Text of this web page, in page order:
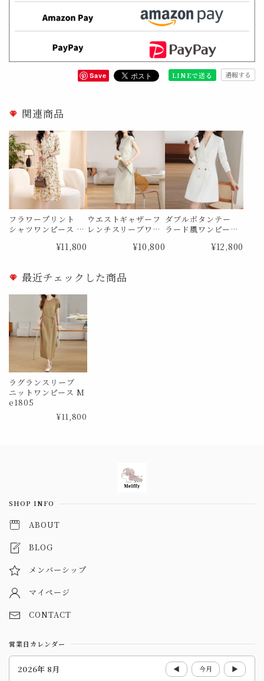
Save LINEで送る 通報する
関連商品
フラワープリント
シャツワンピース M
¥11,800
ウエストギャザーフ
レンチスリーブワン
¥10,800
ダブルボタンテー
ラード風ワンピース
¥12,800
最近チェックした商品
ラグランスリーブ
ニットワンピース M
e1805
¥11,800
SHOP INFO
ABOUT
BLOG
メンバーシップ
マイページ
CONTACT
営業日カレンダー
2026年 8月 ◀ 今月 ▶